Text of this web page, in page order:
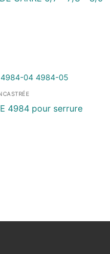
4984 pour serrure